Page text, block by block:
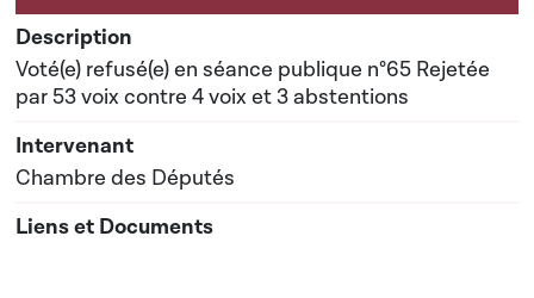
Voté(e) refusé(e) en séance publique n°65 Rejetée
par 53 voix contre 4 voix et 3 abstentions
Chambre des Députés